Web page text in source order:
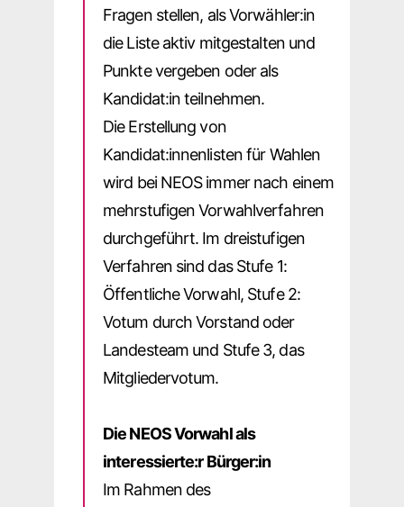
Fragen stellen, als Vorwähler:in
die Liste aktiv mitgestalten und
Punkte vergeben oder als
Kandidat:in teilnehmen.
Die Erstellung von
Kandidat:innenlisten für Wahlen
wird bei NEOS immer nach einem
mehrstufigen Vorwahlverfahren
durchgeführt. Im dreistufigen
Verfahren sind das Stufe 1:
Öffentliche Vorwahl, Stufe 2:
Votum durch Vorstand oder
Landesteam und Stufe 3, das
Mitgliedervotum.
Die NEOS Vorwahl als
interessierte:r Bürger:in
Im Rahmen des